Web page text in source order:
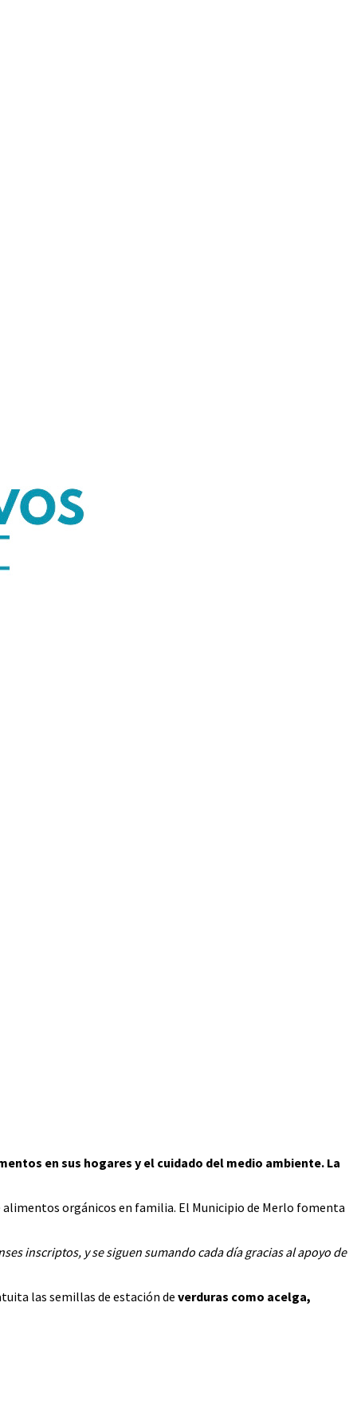
en sus hogares y el cuidado del medio ambiente. La
orgánicos en familia. El Municipio de Merlo fomenta
inscriptos, y se siguen sumando cada día gracias al apoyo de
las semillas de estación de verduras como acelga,